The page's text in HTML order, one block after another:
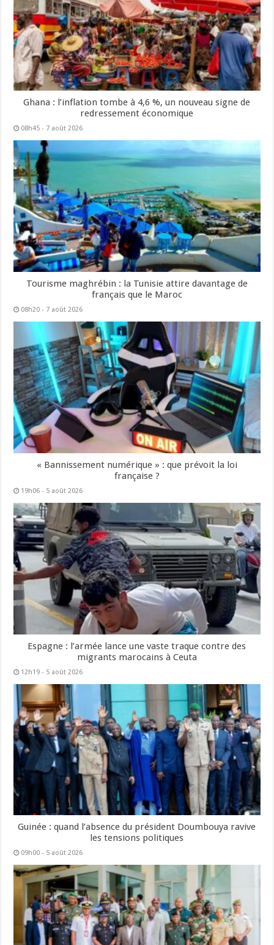
Ghana : l’inflation tombe à 4,6 %, un nouveau signe de
redressement économique
08h45 - 7 août 2026
Tourisme maghrébin : la Tunisie attire davantage de
français que le Maroc
08h20 - 7 août 2026
« Bannissement numérique » : que prévoit la loi
française ?
19h06 - 5 août 2026
Espagne : l’armée lance une vaste traque contre des
migrants marocains à Ceuta
12h19 - 5 août 2026
Guinée : quand l’absence du président Doumbouya ravive
les tensions politiques
09h00 - 5 août 2026